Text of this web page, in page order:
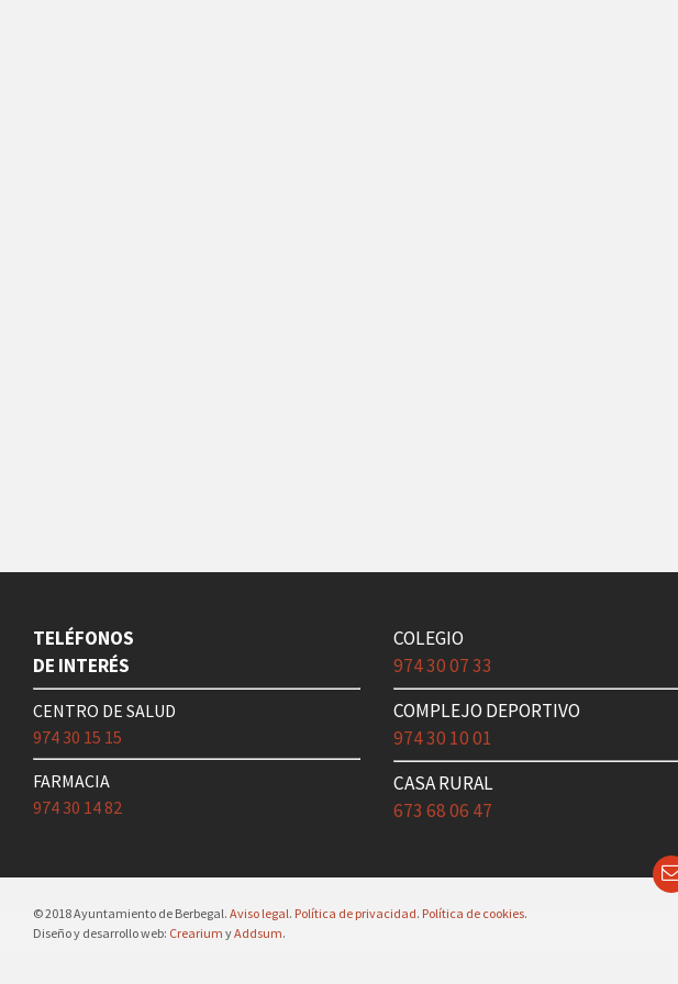
TELÉFONOS
DE INTERÉS
CENTRO DE SALUD
974 30 15 15
FARMACIA
974 30 14 82
COLEGIO
974 30 07 33
COMPLEJO DEPORTIVO
974 30 10 01
CASA RURAL
673 68 06 47
© 2018 Ayuntamiento de Berbegal. Aviso legal. Política de privacidad. Política de cookies.
Diseño y desarrollo web: Crearium yAddsum.